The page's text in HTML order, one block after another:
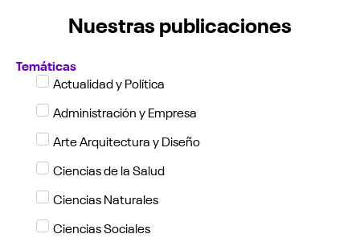
Nuestras publicaciones
Temáticas
Actualidad y Política
Administración y Empresa
Arte Arquitectura y Diseño
Ciencias de la Salud
Ciencias Naturales
Ciencias Sociales